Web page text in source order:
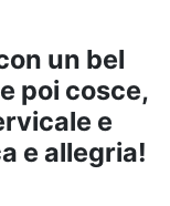
un bel
poi cosce,
e
e allegria!